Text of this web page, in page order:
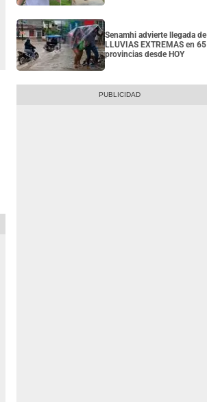
Senamhi advierte llegada de
LLUVIAS EXTREMAS en 65
provincias desde HOY